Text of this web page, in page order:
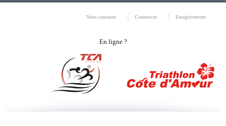
Nous contacter Connexion Enregistrement
En ligne ?